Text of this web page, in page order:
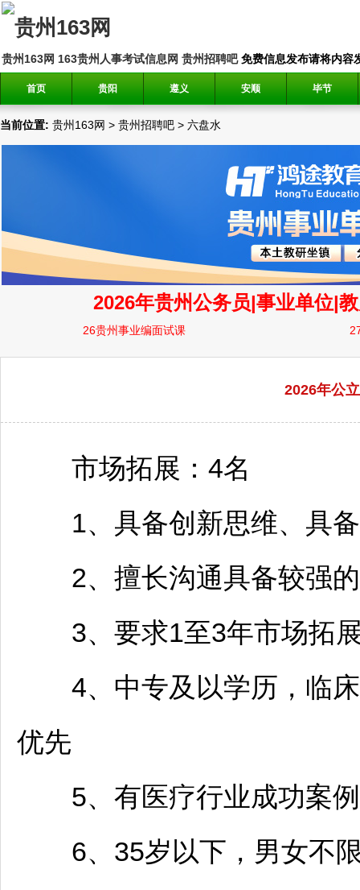
贵州163网 163贵州人事考试信息网 贵州招聘吧免费信息发布请将内容
首页 贵阳 遵义 安顺 毕节
当前位置: 贵州163网 > 贵州招聘吧 > 六盘水
2026年公
市场拓展：4名
1、具备创新思维、具备
2、擅长沟通具备较强的
3、要求1至3年市场拓展
4、中专及以学历，临床
优先
5、有医疗行业成功案例
6、35岁以下，男女不